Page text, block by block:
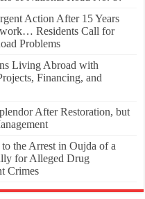
Action After 15 Years
Residents Call for
Problems
Living Abroad with
Financing, and
After Restoration, but
the Arrest in Oujda of a
for Alleged Drug
Crimes